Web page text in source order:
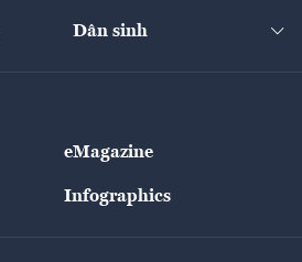
Nông sản
Giải trí
Dân sinh
eMagazine
Infographics